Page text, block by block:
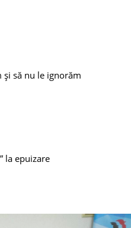
și să nu le ignorăm
la epuizare